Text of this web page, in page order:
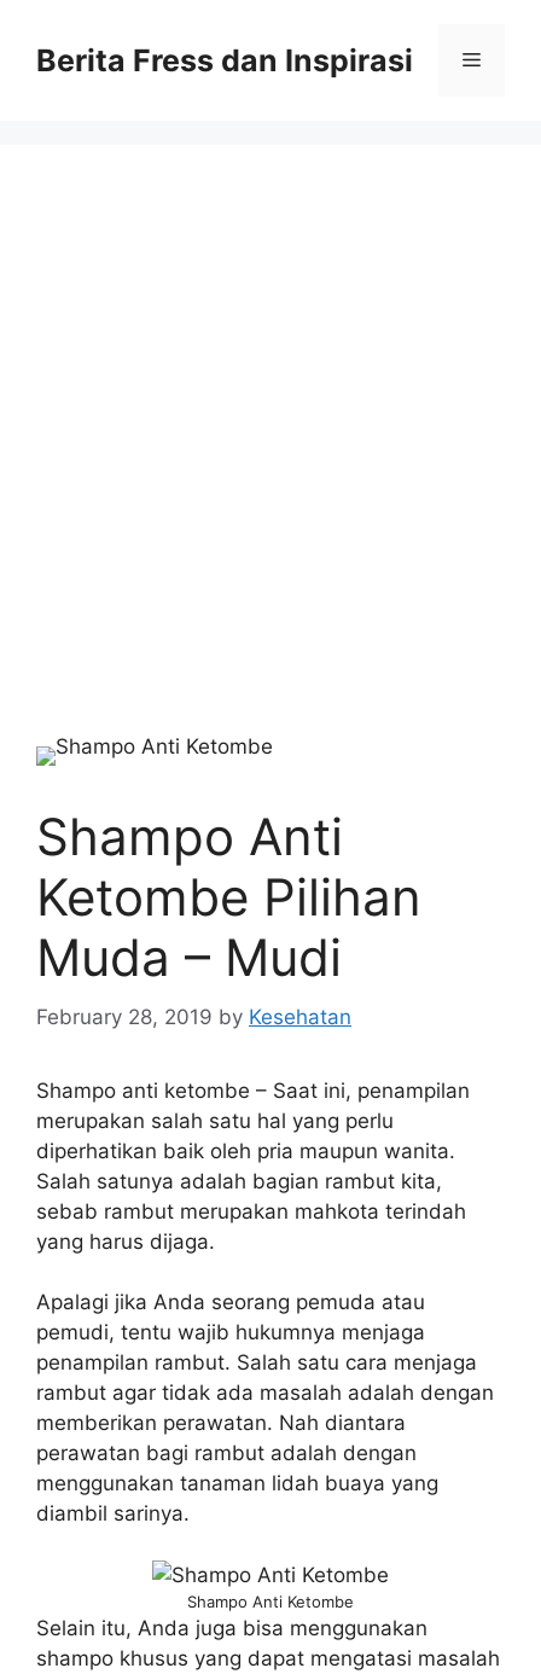
contentBerita Fress dan Inspirasi Menu
Shampo Anti
Ketombe Pilihan
Muda – Mudi
February 28, 2019 by Kesehatan
Shampo anti ketombe – Saat ini, penampilan
merupakan salah satu hal yang perlu
diperhatikan baik oleh pria maupun wanita.
Salah satunya adalah bagian rambut kita,
sebab rambut merupakan mahkota terindah
yang harus dijaga.
Apalagi jika Anda seorang pemuda atau
pemudi, tentu wajib hukumnya menjaga
penampilan rambut. Salah satu cara menjaga
rambut agar tidak ada masalah adalah dengan
memberikan perawatan. Nah diantara
perawatan bagi rambut adalah dengan
menggunakan tanaman lidah buaya yang
diambil sarinya.
Shampo Anti Ketombe
Selain itu, Anda juga bisa menggunakan
shampo khusus yang dapat mengatasi masalah